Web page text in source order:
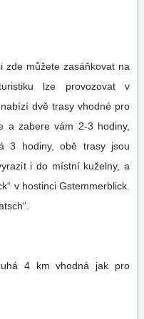
zde můžete zasáňkovat na
dvě trasy vhodné pro
a zabere vám 2-3 hodiny,
3 hodiny, obě trasy jsou
i do místní kuželny, a
Gstemmerblick.
4 km vhodná jak pro